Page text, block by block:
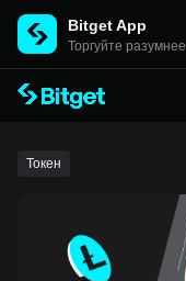
Bitget App
Торгуйте разумнее
Токен